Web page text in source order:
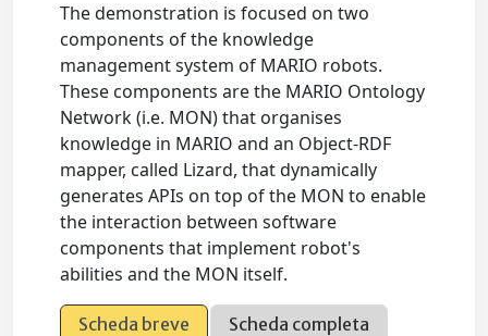
The demonstration is focused on two
components of the knowledge
management system of MARIO robots.
These components are the MARIO Ontology
Network (i.e. MON) that organises
knowledge in MARIO and an Object-RDF
mapper, called Lizard, that dynamically
generates APIs on top of the MON to enable
the interaction between software
components that implement robot's
abilities and the MON itself.
Scheda breve
Scheda completa